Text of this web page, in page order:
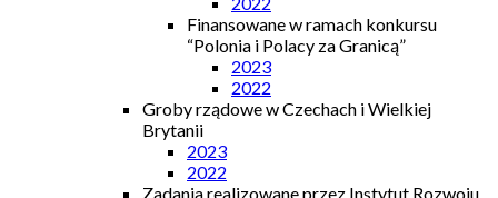
Finansowane w ramach konkursu
“Polonia i Polacy za Granicą”
2023
2022
Groby rządowe w Czechach i Wielkiej
Brytanii
2023
2022
Zadania realizowane przez Instytut Rozwoju